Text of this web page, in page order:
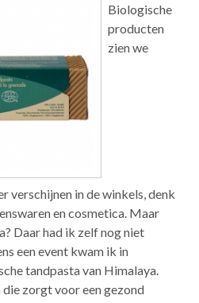
Biologische
producten
zien we
verschijnen in de winkels, denk
en cosmetica. Maar
Daar had ik zelf nog niet
een event kwam ik in
tandpasta van Himalaya.
zorgt voor een gezond